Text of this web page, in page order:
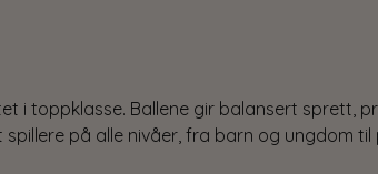
i toppklasse. Ballene gir balansert sprett,
på alle nivåer, fra barn og ungdom